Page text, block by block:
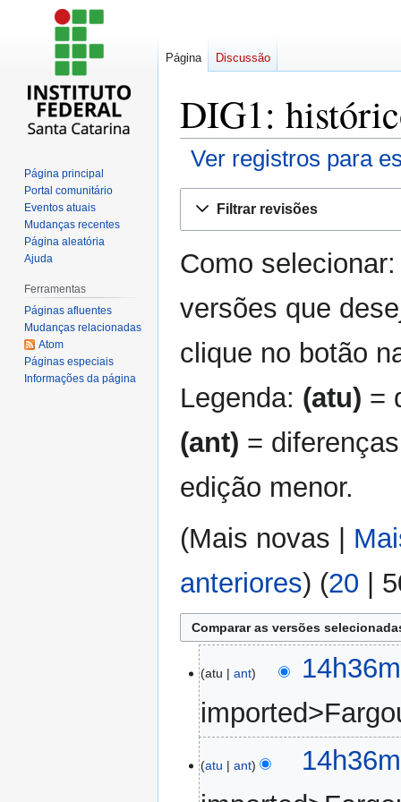
DIG1:
Ver registros para
para
para
Filtrar revisões
Como
versões que
clique no botão
Legenda: (atu) =
(ant) =
edição menor.
(Mais novas |
anteriores) (20 |
de
novembro
2025
atu ant
atu ant
Página Discussão
Página principal
Portal comunitário
Eventos atuais
Mudanças recentes
Página aleatória
Ajuda
Ferramentas
Páginas afluentes
Mudanças relacionadas
Atom
Páginas especiais
Informações da página